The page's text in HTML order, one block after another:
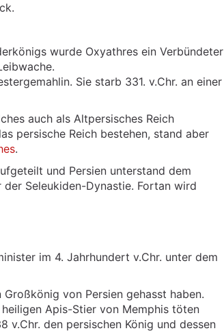
wurde Oxyathres ein Verbündeter
Sie starb 331. v.Chr. an einer
auch als Altpersisches Reich
persische Reich bestehen, stand aber
.
und Persien unterstand dem
Seleukiden-Dynastie. Fortan wird
im 4. Jahrhundert v.Chr. unter dem
von Persien gehasst haben.
Apis-Stier von Memphis töten
v.Chr. den persischen König und dessen